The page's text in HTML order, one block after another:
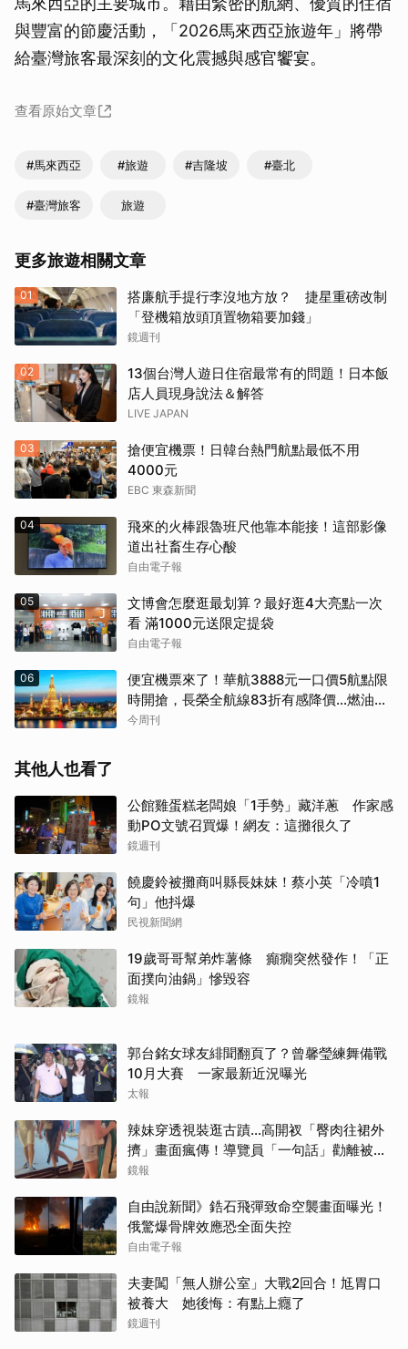
與豐富的節慶活動，「2026馬來西亞旅遊年」將帶
給臺灣旅客最深刻的文化震撼與感官饗宴。
查看原始文章
#馬來西亞 #旅遊 #吉隆坡 #臺北
#臺灣旅客 旅遊
更多旅遊相關文章
01
搭廉航手提行李沒地方放？ 捷星重磅改制
「登機箱放頭頂置物箱要加錢」
鏡週刊
02
13個台灣人遊日住宿最常有的問題！日本飯
店人員現身說法＆解答
LIVE JAPAN
03
搶便宜機票！日韓台熱門航點最低不用
4000元
EBC 東森新聞
04
飛來的火棒跟魯班尺他靠本能接！這部影像
道出社畜生存心酸
自由電子報
05
文博會怎麼逛最划算？最好逛4大亮點一次
看 滿1000元送限定提袋
自由電子報
06
便宜機票來了！華航3888元一口價5航點限
時開搶，長榮全航線83折有感降價…燃油稅
8/9調漲早買早省
今周刊
其他人也看了
公館雞蛋糕老闆娘「1手勢」藏洋蔥 作家感
動PO文號召買爆！網友：這攤很久了
鏡週刊
饒慶鈴被攤商叫縣長妹妹！蔡小英「冷噴1
句」他抖爆
民視新聞網
19歲哥哥幫弟炸薯條 癲癇突然發作！「正
面撲向油鍋」慘毀容
鏡報
郭台銘女球友緋聞翻頁了？曾馨瑩練舞備戰
10月大賽 一家最新近況曝光
太報
辣妹穿透視裝逛古蹟…高開衩「臀肉往裙外
擠」畫面瘋傳！導覽員「一句話」勸離被狂
讚
鏡報
自由說新聞》鋯石飛彈致命空襲畫面曝光！
俄驚爆骨牌效應恐全面失控
自由電子報
夫妻闖「無人辦公室」大戰2回合！尪胃口
被養大 她後悔：有點上癮了
鏡週刊